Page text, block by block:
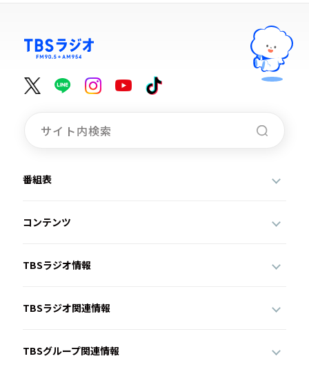
番組表
コンテンツ
TBSラジオ情報
TBSラジオ関連情報
TBSグループ関連情報